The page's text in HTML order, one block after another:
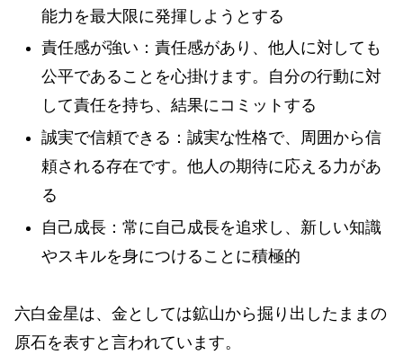
能力を最大限に発揮しようとする
責任感が強い：責任感があり、他人に対しても
公平であることを心掛けます。自分の行動に対
して責任を持ち、結果にコミットする
誠実で信頼できる：誠実な性格で、周囲から信
頼される存在です。他人の期待に応える力があ
る
自己成長：常に自己成長を追求し、新しい知識
やスキルを身につけることに積極的
六白金星は、金としては鉱山から掘り出したままの
原石を表すと言われています。